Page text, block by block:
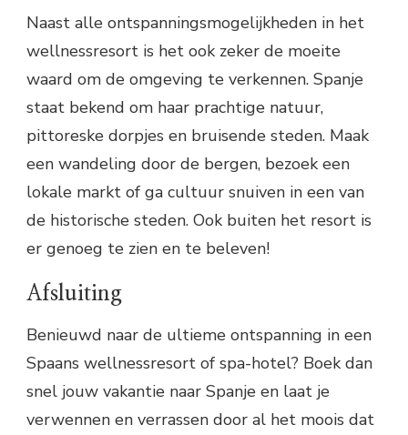
Naast alle ontspanningsmogelijkheden in het
wellnessresort is het ook zeker de moeite
waard om de omgeving te verkennen. Spanje
staat bekend om haar prachtige natuur,
pittoreske dorpjes en bruisende steden. Maak
een wandeling door de bergen, bezoek een
lokale markt of ga cultuur snuiven in een van
de historische steden. Ook buiten het resort is
er genoeg te zien en te beleven!
Afsluiting
Benieuwd naar de ultieme ontspanning in een
Spaans wellnessresort of spa-hotel? Boek dan
snel jouw vakantie naar Spanje en laat je
verwennen en verrassen door al het moois dat